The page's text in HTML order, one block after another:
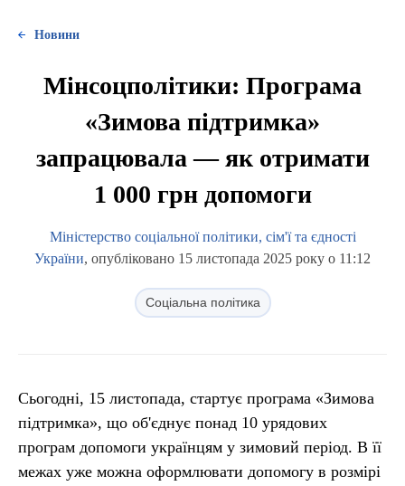
Новини
Мінсоцполітики: Програма
«Зимова підтримка»
запрацювала — як отримати
1 000 грн допомоги
Міністерство соціальної політики, сім'ї та єдності
України, опубліковано 15 листопада 2025 року о 11:12
Соціальна політика
Сьогодні, 15 листопада, стартує програма «Зимова
підтримка», що об'єднує понад 10 урядових
програм допомоги українцям у зимовий період. В її
межах уже можна оформлювати допомогу в розмірі